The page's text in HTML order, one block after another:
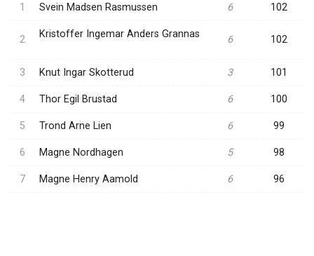
1 Svein Madsen Rasmussen 6 102
2 Kristoffer Ingemar Anders Grannas 6 102
3 Knut Ingar Skotterud 3 101
4 Thor Egil Brustad 6 100
5 Trond Arne Lien 6 99
6 Magne Nordhagen 5 98
7 Magne Henry Aamold 6 96